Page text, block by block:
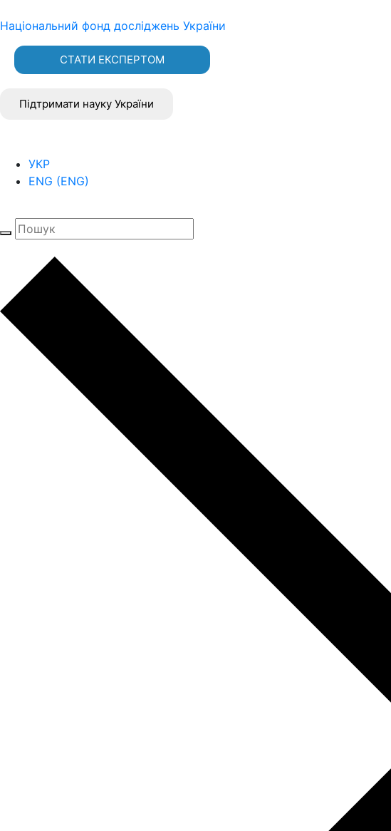
Національний фонд досліджень України
СТАТИ ЕКСПЕРТОМ
Підтримати науку України
УКР
ENG (ENG)